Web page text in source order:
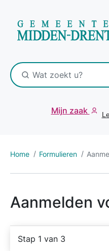
Mijn zaak
Home Formulieren
Aanmelden
Stap 1 van 3